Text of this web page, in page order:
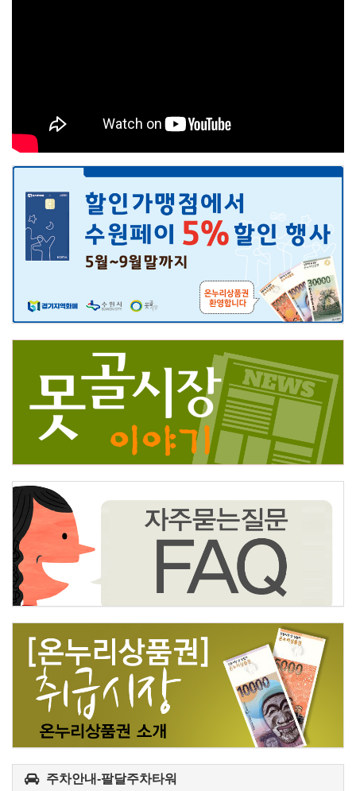
주차안내-팔달주차타워